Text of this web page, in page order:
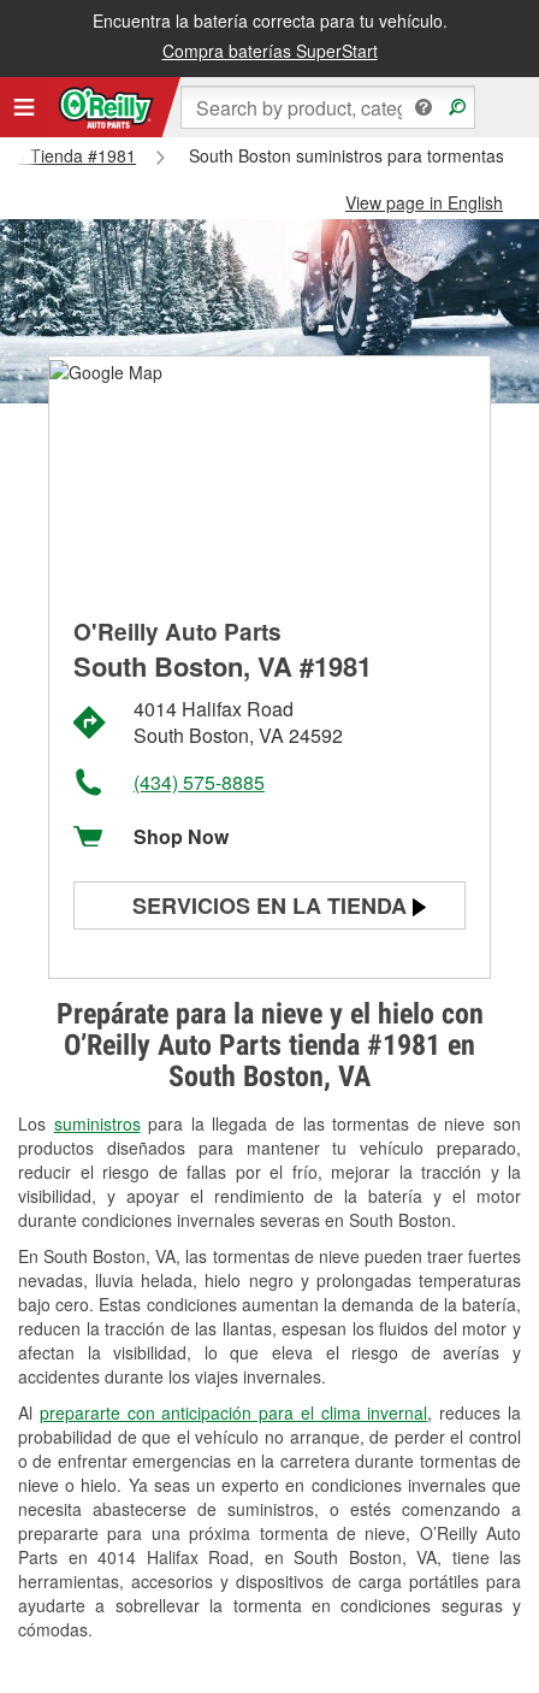
Encuentra la batería correcta para tu vehículo.
Compra baterías SuperStart
Tienda #1981
South Boston suministros para tormentas de
View page in English
Prepárate para la nieve y el hielo con
O’Reilly Auto Parts tienda #1981 en
South Boston, VA
Los suministrospara la llegada de las tormentas de nieve son
productos diseñados para mantener tu vehículo preparado,
reducir el riesgo de fallas por el frío, mejorar la tracción y la
visibilidad, y apoyar el rendimiento de la batería y el motor
durante condiciones invernales severas en South Boston.
En South Boston, VA, las tormentas de nieve pueden traer fuertes
nevadas, lluvia helada, hielo negro y prolongadas temperaturas
bajo cero. Estas condiciones aumentan la demanda de la batería,
reducen la tracción de las llantas, espesan los fluidos del motor y
afectan la visibilidad, lo que eleva el riesgo de averías y
accidentes durante los viajes invernales.
Al prepararte con anticipación para el clima invernal, reduces la
probabilidad de que el vehículo no arranque, de perder el control
o de enfrentar emergencias en la carretera durante tormentas de
nieve o hielo. Ya seas un experto en condiciones invernales que
necesita abastecerse de suministros, o estés comenzando a
prepararte para una próxima tormenta de nieve, O’Reilly Auto
Parts en 4014 Halifax Road, en South Boston, VA, tiene las
herramientas, accesorios y dispositivos de carga portátiles para
ayudarte a sobrellevar la tormenta en condiciones seguras y
cómodas.
O'Reilly Auto Parts
South Boston, VA #1981
4014 Halifax Road
South Boston, VA 24592
(434) 575-8885
Shop Now
SERVICIOS EN LA TIENDA
Prueba de alternadores y
arrancadores
Revisión de la luz "Check Engine"
Reciclaje de baterías y aceite
Instalación de bombillas de faros
Instalación de limpiaparabrisas
Programa de Préstamo de
Herramientas
Rectificación de tambores y discos de
freno
Snowstorm Supplies
Conoce más